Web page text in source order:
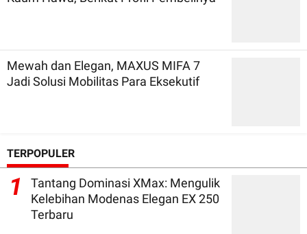
Mewah dan Elegan, MAXUS MIFA 7
Jadi Solusi Mobilitas Para Eksekutif
TERPOPULER
1
Tantang Dominasi XMax: Mengulik
Kelebihan Modenas Elegan EX 250
Terbaru